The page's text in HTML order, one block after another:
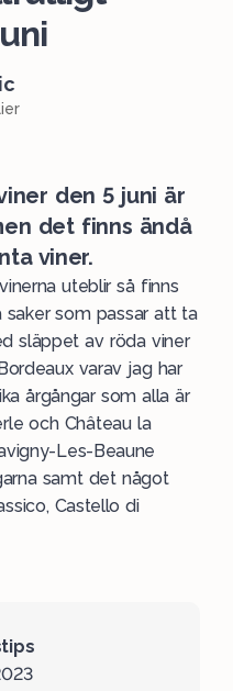
den 5 juni är
det finns ändå
viner.
uteblir så finns
som passar att ta
släppet av rödaviner
varav jag har
årgångar som alla är
och Château la
Les-Beaune
samt det något
Castello di